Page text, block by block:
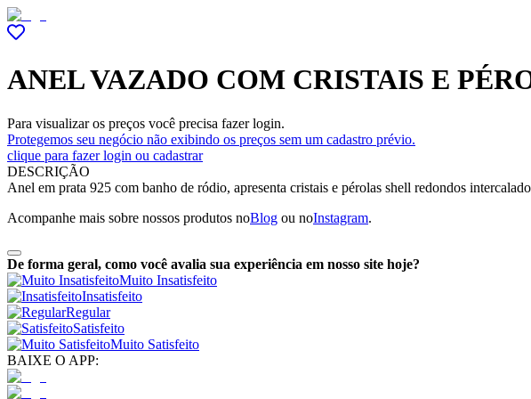
ANEL VAZADO COM CRISTAIS E
Para visualizar os preços você precisa fazer login.
Protegemos seu negócio não exibindo os preços sem um cadastro prévio.
clique para fazer login ou cadastrar
DESCRIÇÃO
Anel em prata 925 com banho de ródio, apresenta cristais e pérolas shell redondos
Acompanhe mais sobre nossos produtos noBlog ou noInstagram.
De forma geral, como você avalia sua experiência em nosso site hoje?
Muito Insatisfeito
Insatisfeito
Regular
Satisfeito
Muito Satisfeito
BAIXE O APP: